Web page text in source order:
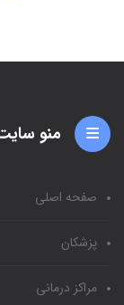
منو
صفحه اصلی
پزشکان
مراکز درمانی